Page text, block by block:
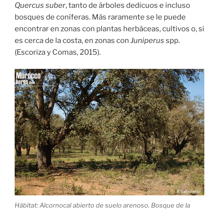
Quercus suber, tanto de árboles dedicuos e incluso
bosques de coníferas. Más raramente se le puede
encontrar en zonas con plantas herbáceas, cultivos o, si
es cerca de la costa, en zonas con Juniperus spp.
(Escoriza y Comas, 2015).
Hábitat: Alcornocal abierto de suelo arenoso. Bosque de la